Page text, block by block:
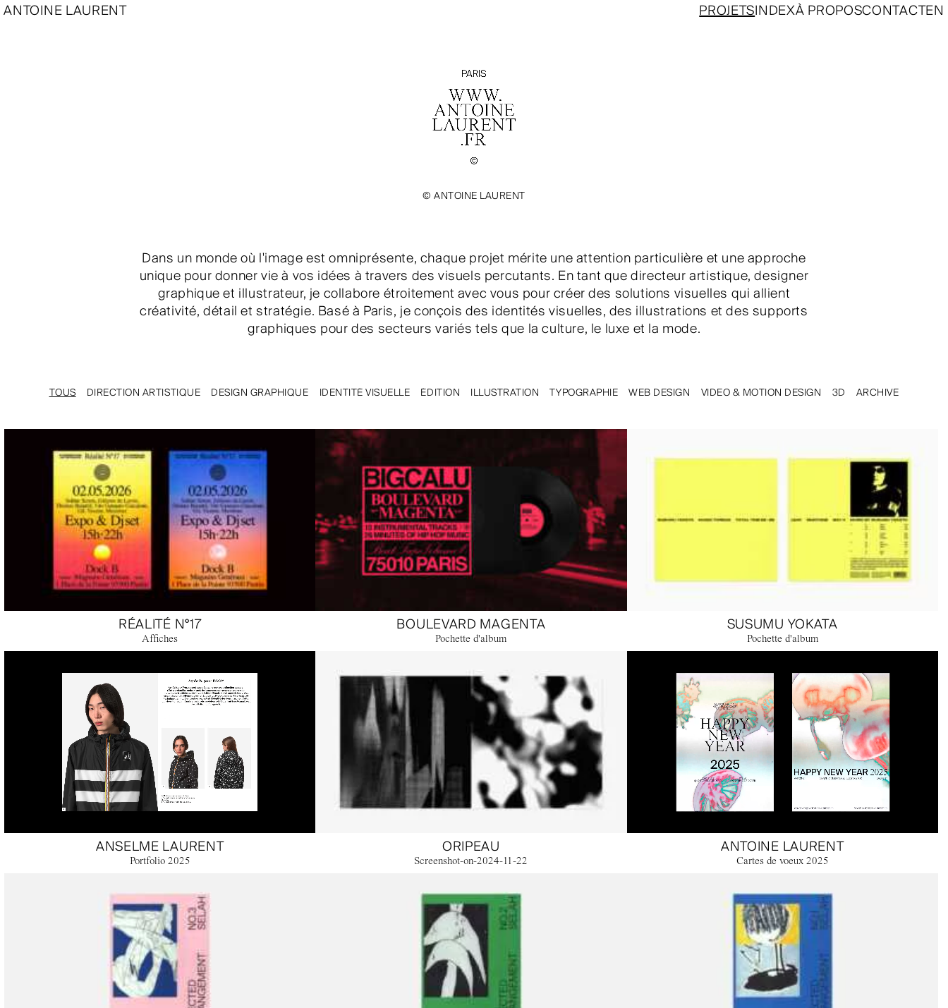
ANTOINE LAURENT PROJETSINDEXÀ PROPOSCONTACT EN
© ANTOINE LAURENT
Dans un monde où l'image est omniprésente, chaque projet mérite une attention particulière et une approche
unique pour donner vie à vos idées à travers des visuels percutants. En tant que directeur artistique, designer
graphique et illustrateur, je collabore étroitement avec vous pour créer des solutions visuelles qui allient
créativité, détail et stratégie. Basé à Paris, je conçois des identités visuelles, des illustrations et des supports
graphiques pour des secteurs variés tels que la culture, le luxe et la mode.
TOUS DIRECTION ARTISTIQUE DESIGN GRAPHIQUE IDENTITÉ VISUELLE ÉDITION ILLUSTRATION TYPOGRAPHIE WEB DESIGN VIDEO & MOTION DESIGN 3D ARCHIVE
RÉALITÉ N°17
Affiches
BOULEVARD MAGENTA
Pochette d'album
SUSUMU YOKATA
Pochette d'album
ANSELME LAURENT
Portfolio 2025
ORIPEAU
Screenshot-on-2024-11-22
ANTOINE LAURENT
Cartes de voeux 2025